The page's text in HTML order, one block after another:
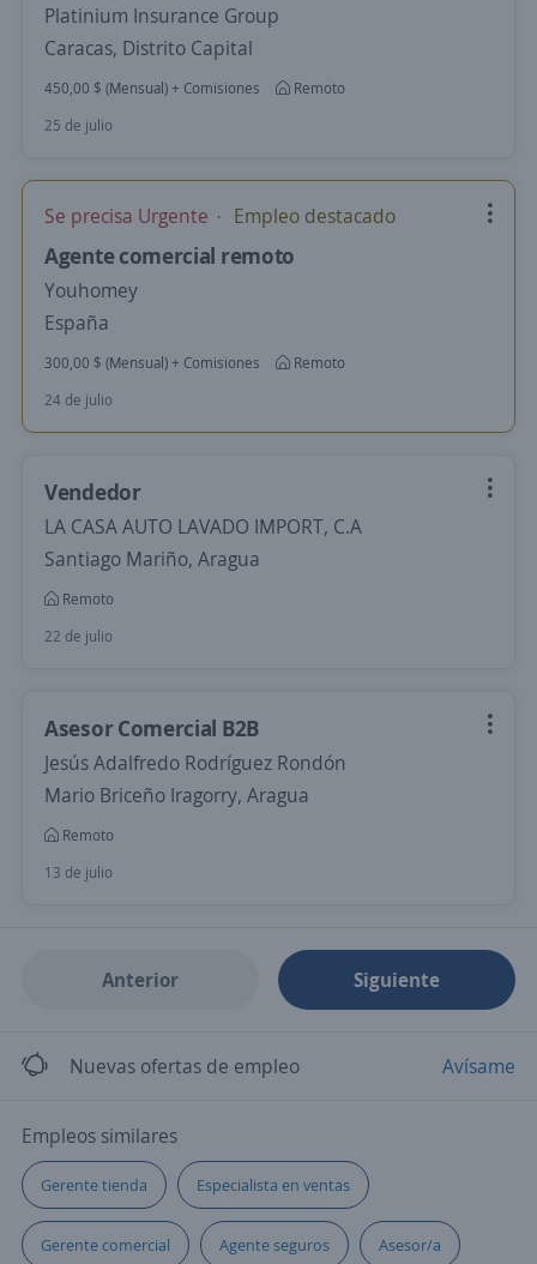
Platinium Insurance Group
Caracas, Distrito Capital
450,00 $ (Mensual) + Comisiones
Remoto
25 de julio
Se precisa Urgente Empleo destacado
Agente comercial remoto
Youhomey
España
300,00 $ (Mensual) + Comisiones
Remoto
24 de julio
Vendedor
LA CASA AUTO LAVADO IMPORT, C.A
Santiago Mariño, Aragua
Remoto
22 de julio
Asesor Comercial B2B
Jesús Adalfredo Rodríguez Rondón
Mario Briceño Iragorry, Aragua
Remoto
13 de julio
Anterior Siguiente
Nuevas ofertas de empleo Avísame
Empleos similares
Gerente tienda Especialista en ventas
Gerente comercial Agente seguros Asesor/a